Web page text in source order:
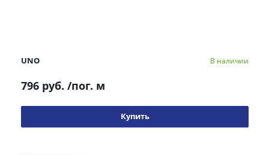
UNO В наличии
796 руб. /пог. м
Купить